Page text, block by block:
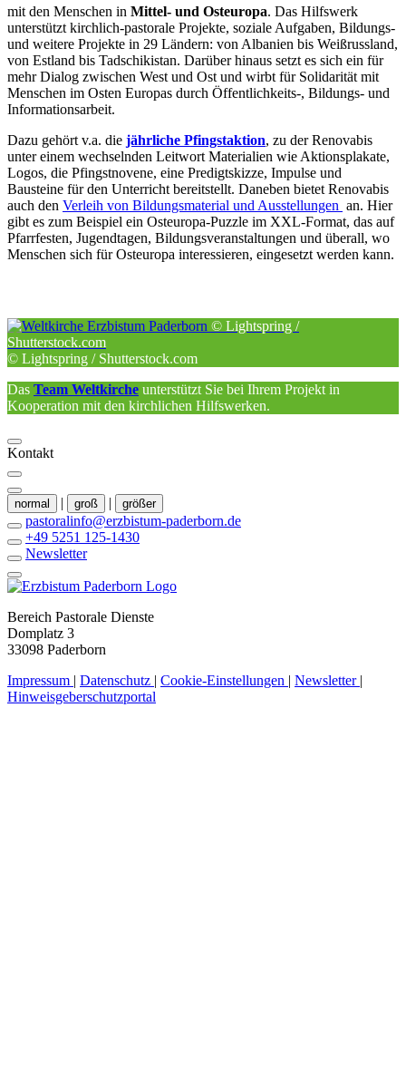
mit den Menschen in Mittel- und Osteuropa. Das Hilfswerk
unterstützt kirchlich-pastorale Projekte, soziale Aufgaben, Bildungs-
und weitere Projekte in 29 Ländern: von Albanien bis Weißrussland,
von Estland bis Tadschikistan. Darüber hinaus setzt es sich ein für
mehr Dialog zwischen West und Ost und wirbt für Solidarität mit
Menschen im Osten Europas durch Öffentlichkeits-, Bildungs- und
Informationsarbeit.
Dazu gehört v.a. die jährliche Pfingstaktion, zu der Renovabis
unter einem wechselnden Leitwort Materialien wie Aktionsplakate,
Logos, die Pfingstnovene, eine Predigtskizze, Impulse und
Bausteine für den Unterricht bereitstellt. Daneben bietet Renovabis
auch den Verleih von Bildungsmaterial und Ausstellungen an. Hier
gibt es zum Beispiel ein Osteuropa-Puzzle im XXL-Format, das auf
Pfarrfesten, Jugendtagen, Bildungsveranstaltungen und überall, wo
Menschen sich für Osteuropa interessieren, eingesetzt werden kann.
© Lightspring /
Shutterstock.com
© Lightspring / Shutterstock.com
Das Team Weltkirche unterstützt Sie bei Ihrem Projekt in
Kooperation mit den kirchlichen Hilfswerken.
Kontakt
normal | groß | größer
pastoralinfo@erzbistum-paderborn.de
+49 5251 125-1430
Newsletter
Bereich Pastorale Dienste
Domplatz 3
33098 Paderborn
Impressum | Datenschutz | Cookie-Einstellungen | Newsletter |
Hinweisgeberschutzportal